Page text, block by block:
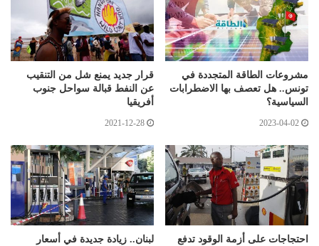
مشروعات الطاقة المتجددة في
تونس.. هل تعصف بها الاضطرابات
السياسية؟
2023-04-02
قرار جديد يمنع شل من التنقيب
عن النفط قبالة سواحل جنوب
أفريقيا
2021-12-28
احتجاجات على أزمة الوقود تدفع
لبنان.. زيادة جديدة في أسعار